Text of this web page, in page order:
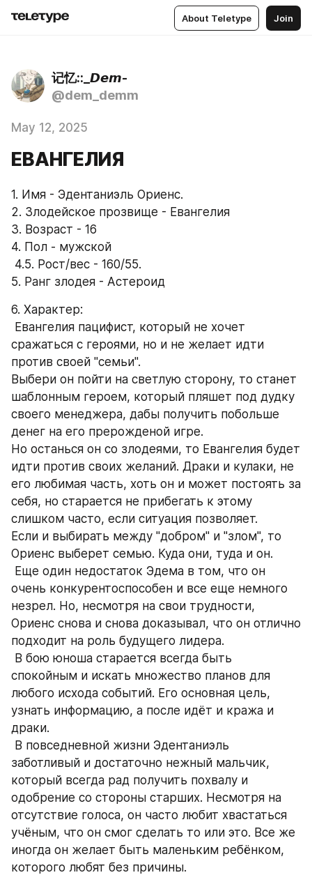
About Teletype Join
记忆::_𝘿𝙚𝙢-
@dem_demm
May 12, 2025
ЕВАНГЕЛИЯ
1. Имя - Эдентаниэль Ориенс.
2. Злодейское прозвище - Евангелия
3. Возраст - 16
4. Пол - мужской
4.5. Рост/вес - 160/55.
5. Ранг злодея - Астероид
6. Характер:
сражаться с героями, но и не желает идти
против своей "семьи".
Выбери он пойти на светлую сторону, то станет
шаблонным героем, который пляшет под дудку
своего менеджера, дабы получить побольше
денег на его прерожденой игре.
Но останься он со злодеями, то Евангелия будет
идти против своих желаний. Драки и кулаки, не
его любимая часть, хоть он и может постоять за
себя, но старается не прибегать к этому
слишком часто, если ситуация позволяет.
Если и выбирать между "добром" и "злом", то
Ориенс выберет семью. Куда они, туда и он.
очень конкурентоспособен и все еще немного
незрел. Но, несмотря на свои трудности,
Ориенс снова и снова доказывал, что он отлично
подходит на роль будущего лидера.
спокойным и искать множество планов для
любого исхода событий. Его основная цель,
узнать информацию, а после идёт и кража и
драки.
заботливый и достаточно нежный мальчик,
который всегда рад получить похвалу и
одобрение со стороны старших. Несмотря на
отсутствие голоса, он часто любит хвастаться
учёным, что он смог сделать то или это. Все же
иногда он желает быть маленьким ребёнком,
которого любят без причины.